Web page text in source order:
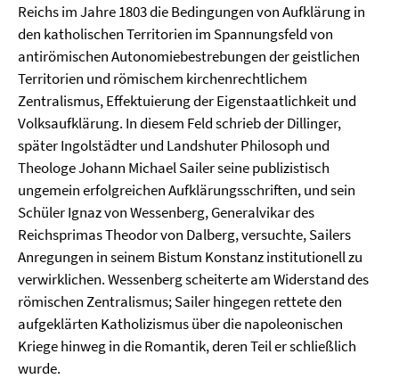
Reichs im Jahre 1803 die Bedingungen von Aufklärung in
den katholischen Territorien im Spannungsfeld von
antirömischen Autonomiebestrebungen der geistlichen
Territorien und römischem kirchenrechtlichem
Zentralismus, Effektuierung der Eigenstaatlichkeit und
Volksaufklärung. In diesem Feld schrieb der Dillinger,
später Ingolstädter und Landshuter Philosoph und
Theologe Johann Michael Sailer seine publizistisch
ungemein erfolgreichen Aufklärungsschriften, und sein
Schüler Ignaz von Wessenberg, Generalvikar des
Reichsprimas Theodor von Dalberg, versuchte, Sailers
Anregungen in seinem Bistum Konstanz institutionell zu
verwirklichen. Wessenberg scheiterte am Widerstand des
römischen Zentralismus; Sailer hingegen rettete den
aufgeklärten Katholizismus über die napoleonischen
Kriege hinweg in die Romantik, deren Teil er schließlich
wurde.